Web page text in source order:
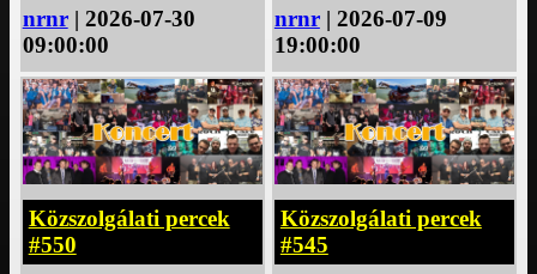
nrnr| 2026-07-30
09:00:00
nrnr| 2026-07-09
19:00:00
Közszolgálati percek
#550
Közszolgálati percek
#545